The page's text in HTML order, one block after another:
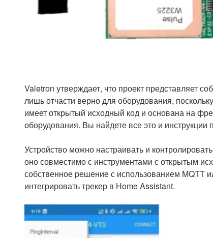
Valetron утверждает, что проект представляет
лишь отчасти верно для оборудования,
имеет открытый исходный код и основана на
оборудования. Вы найдете все это и инструкции
Устройство можно настраивать и
оно совместимо с инструментами с открытым
собственное решение с использованием MQTT
интегрировать трекер в Home Assistant.